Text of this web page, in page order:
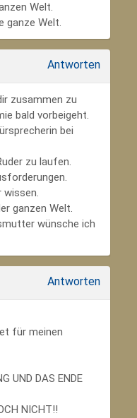
Welt.
ganze Welt.
Antworten
zusammen zu
bald vorbeigeht.
bei
zu laufen.
wissen.
ganzen Welt.
wünsche ich
Antworten
für meinen
UND DAS ENDE
NICHT!!